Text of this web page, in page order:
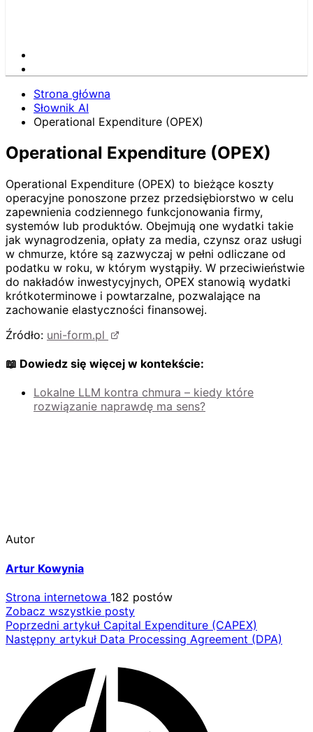
Strona główna
Słownik AI
Operational Expenditure (OPEX)
Operational Expenditure (OPEX)
Operational Expenditure (OPEX) to bieżące koszty
operacyjne ponoszone przez przedsiębiorstwo w celu
zapewnienia codziennego funkcjonowania firmy,
systemów lub produktów. Obejmują one wydatki takie
jak wynagrodzenia, opłaty za media, czynsz oraz usługi
w chmurze, które są zazwyczaj w pełni odliczane od
podatku w roku, w którym wystąpiły. W przeciwieństwie
do nakładów inwestycyjnych, OPEX stanowią wydatki
krótkoterminowe i powtarzalne, pozwalające na
zachowanie elastyczności finansowej.
Źródło: uni-form.pl
📖 Dowiedz się więcej w kontekście:
Lokalne LLM kontra chmura – kiedy które
rozwiązanie naprawdę ma sens?
Autor
Artur Kowynia
Strona internetowa 182 postów
Zobacz wszystkie posty
Nawigacja
wpisu
Poprzedni artykuł Capital Expenditure (CAPEX)
Następny artykuł Data Processing Agreement (DPA)